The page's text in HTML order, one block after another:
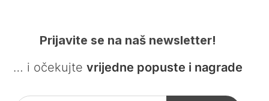
Prijavite se na naš newsletter!
… i očekujte vrijedne popuste i nagrade